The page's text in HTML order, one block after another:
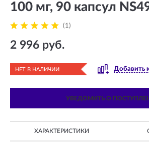
100 мг, 90 капсул
(1)
2 996 руб.
НЕТ В НАЛИЧИИ Добавить
УВЕДОМИТЬ О
ХАРАКТЕРИСТИКИ